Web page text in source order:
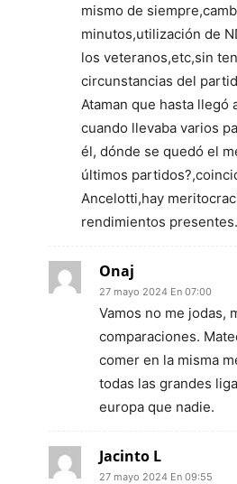
mismo de
minutos,utilización de
los veteranos,etc,sin
circunstancias del
Ataman que hasta llegó
cuando llevaba varios
él, dónde se quedó el
últimos
Ancelotti,hay
rendimientos presentes.
Onaj
27 mayo 2024 En 07:00
Vamos no me jodas,
comparaciones.
comer en la misma
todas las grandes
europa que nadie.
Jacinto L
27 mayo 2024 En 09:55